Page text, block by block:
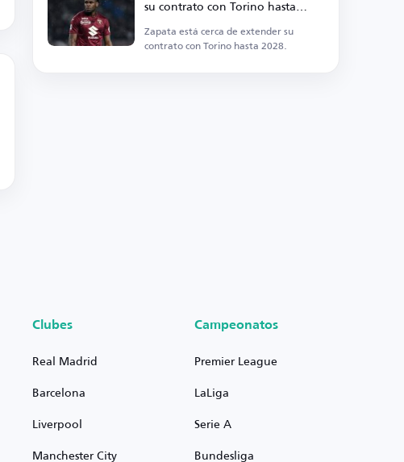
su contrato con Torino hasta
Zapata está cerca de extender su
contrato con Torino hasta 2028.
Clubes
Real Madrid
Barcelona
Liverpool
Manchester City
Campeonatos
Premier League
LaLiga
Serie A
Bundesliga